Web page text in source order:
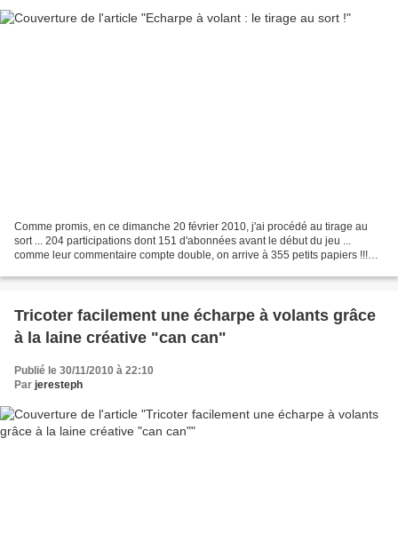
Comme promis, en ce dimanche 20 février 2010, j'ai procédé au tirage au
sort ... 204 participations dont 151 d'abonnées avant le début du jeu ...
comme leur commentaire compte double, on arrive à 355 petits papiers !!!
Tricoter facilement une écharpe à volants grâce
à la laine créative "can can"
Publié le 30/11/2010 à 22:10
Par jeresteph